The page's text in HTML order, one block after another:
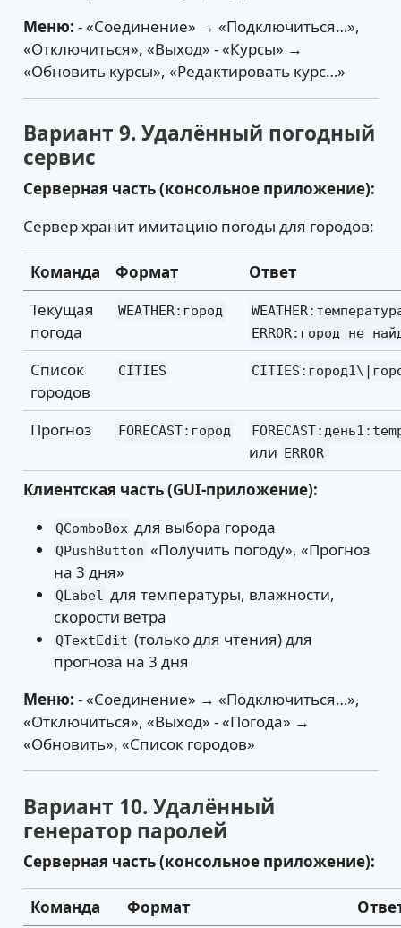
Меню: - «Соединение» → «Подключиться…»,
«Отключиться», «Выход» - «Курсы» →
«Обновить курсы», «Редактировать курс…»
Вариант 9. Удалённый погодный
сервис
Серверная часть (консольное приложение):
Сервер хранит имитацию погоды для городов:
Команда Формат
Ответ
Текущая
погода
WEATHER:город
ERROR:город не
Список
городов
CITIES
Прогноз FORECAST:город
или ERROR
Клиентская часть (GUI-приложение):
QComboBox для выбора города
QPushButton «Получить погоду», «Прогноз
на 3 дня»
QLabel для температуры, влажности,
скорости ветра
QTextEdit (только для чтения) для
прогноза на 3 дня
Меню: - «Соединение» → «Подключиться…»,
«Отключиться», «Выход» - «Погода» →
«Обновить», «Список городов»
Вариант 10. Удалённый
генератор паролей
Серверная часть (консольное приложение):
Команда Формат